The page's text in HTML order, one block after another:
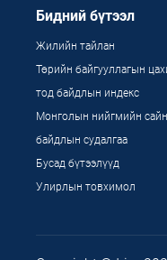
Бидний бүтээл
Жилийн тайлан
Төрийн байгууллагын
тод байдлын индекс
Монголын нийгмийн сайн
байдлын судалгаа
Бусад бүтээлүүд
Улирлын товхимол